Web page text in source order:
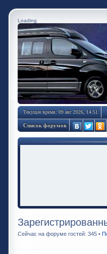
Loading
Текущее время: 09 авг 2026, 14:51
Список форумов
Сейчас на форуме гостей: 345 •